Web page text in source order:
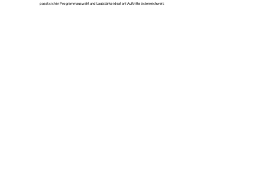
passt sich in Programmauswahl und Lautstärke ideal an! Auftritte österreichweit